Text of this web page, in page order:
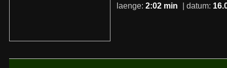
laenge: 2:02 min | datum: